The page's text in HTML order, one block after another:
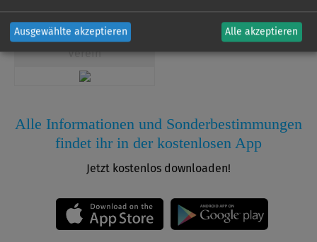
unsere App herunter.
Verein
Alle Informationen und Sonderbestimmungen
findet ihr in der kostenlosen App
Jetzt kostenlos downloaden!
Ausgewählte akzeptieren Alle akzeptieren